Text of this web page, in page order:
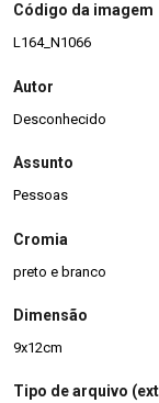
Código da imagem
L164_N1066
Autor
Desconhecido
Assunto
Pessoas
Cromia
preto e branco
Dimensão
9x12cm
Tipo de arquivo